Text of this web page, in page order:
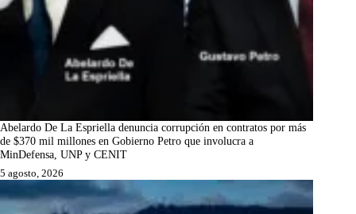
Abelardo De La Espriella denuncia corrupción en contratos por más
de $370 mil millones en Gobierno Petro que involucra a
MinDefensa, UNP y CENIT
5 agosto, 2026